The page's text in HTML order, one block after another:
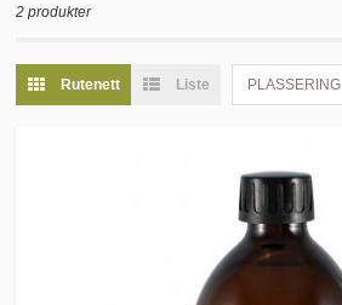
2 produkter
Rutenett Liste PLASSERING